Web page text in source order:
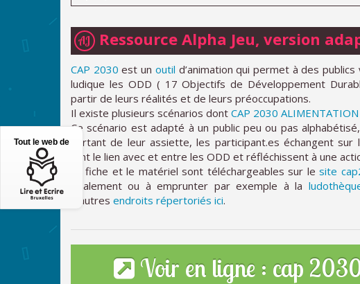
AJ Ressource Alpha Jeu, version
CAP 2030 est un outil d’animation qui permet à des
ludique les ODD ( 17 Objectifs de Développement
partir de leurs réalités et de leurs préoccupations.
Il existe plusieurs scénarios dont CAP 2030 ALIMENTATION
Ce scénario est adapté à un public peu ou pas
partant de leur assiette, les participant.es échangent
font le lien avec et entre les ODD et réfléchissent à une
La fiche et le matériel sont téléchargeables sur lesite
également ou à emprunter par exemple à la
d’autres endroits répertoriés ici.
Voir en ligne : cap
Tout le web de